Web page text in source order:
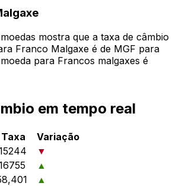
mostra que a taxa de câmbio
Franco Malgaxe é de MGF para
para Francos malgaxes é
em tempo real
Taxa
Variação
▼
▲
▲